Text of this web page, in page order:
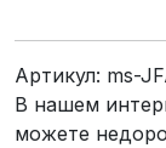
Артикул: ms-
В нашем
можете